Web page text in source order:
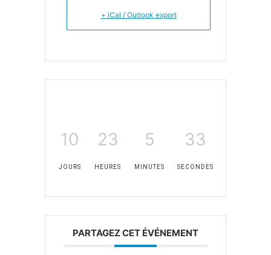
+ iCal / Outlook export
10
JOURS
23
HEURES
5
MINUTES
33
SECONDES
PARTAGEZ CET ÉVÉNEMENT